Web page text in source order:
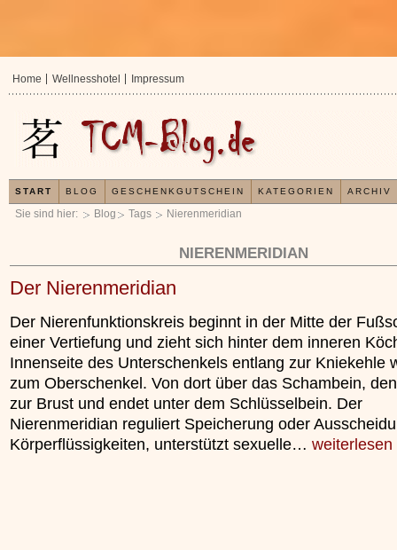
Sie sind hier: Blog Tags Nierenmeridian
NIERENMERIDIAN
Der Nierenmeridian
Der Nierenfunktionskreis beginnt in der Mitte der
einer Vertiefung und zieht sich hinter dem inneren
Innenseite des Unterschenkels entlang zur Kniekehle
zum Oberschenkel. Von dort über das Schambein,
zur Brust und endet unter dem Schlüsselbein. Der
Nierenmeridian reguliert Speicherung oder
Körperflüssigkeiten, unterstützt sexuelle… weiterlesen
In der TCM sind Experten der Meinung, dass jeder
Organismus einem wiederkehrenden
unterliegt.
»»»
Home Wellnesshotel Impressum
START BLOG GESCHENKGUTSCHEIN KATEGORIEN ARCHIV